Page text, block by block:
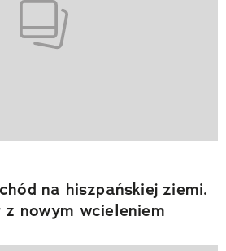
na hiszpańskiej ziemi.
nowym wcieleniem